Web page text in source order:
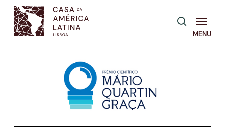
Skip
main
pesquisa
Menu